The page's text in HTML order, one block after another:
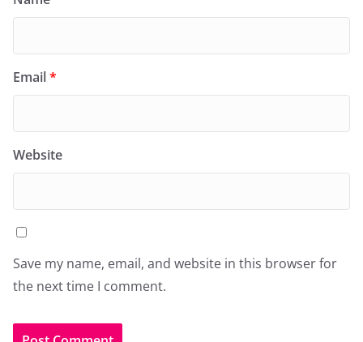
Email*
Website
Save my name, email, and website in this browser for
the next time I comment.